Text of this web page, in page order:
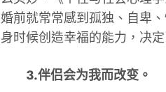
婚前就常常感到孤独、自卑
身时候创造幸福的能力，决
3.伴侣会为我而改变。